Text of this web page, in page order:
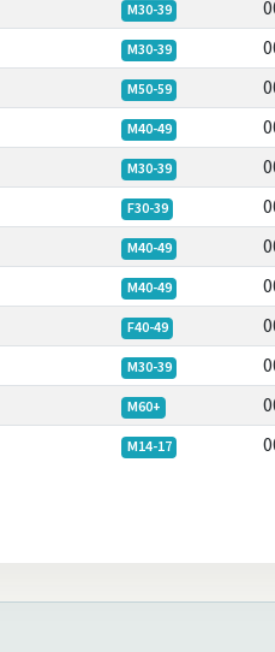
M30-39
M30-39
M50-59
M40-49
M30-39
F30-39
M40-49
M40-49
F40-49
M30-39
M60+
M14-17